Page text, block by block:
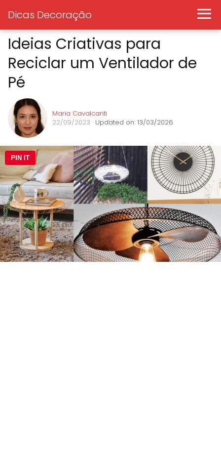
Dicas Decoração
Ideias Criativas para
Reciclar um Ventilador de
Pé
Maria Cavalcanti
22/09/2023 · Updated on: 13/03/2026
PIN IT